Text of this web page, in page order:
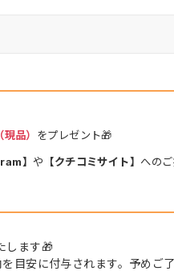
品） をプレゼント🎁
】 や 【クチコミサイト】 への
します🎁
目安に付与されます。予めご了